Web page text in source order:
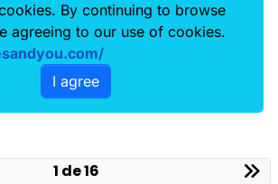
1 de 16
By continuing to browse
agreeing to our use of cookies.
I agree